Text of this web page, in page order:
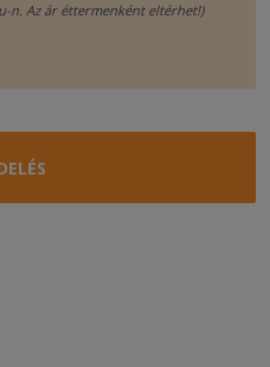
n. Az ár éttermenként eltérhet!)